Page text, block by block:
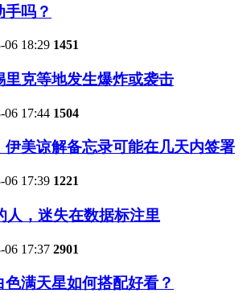
手吗？
06 18:29 1451
里克等地发生爆炸或袭击
06 17:44 1504
伊美谅解备忘录可能在几天内签署
06 17:39 1221
人，迷失在数据标注里
06 17:37 2901
色满天星如何搭配好看？